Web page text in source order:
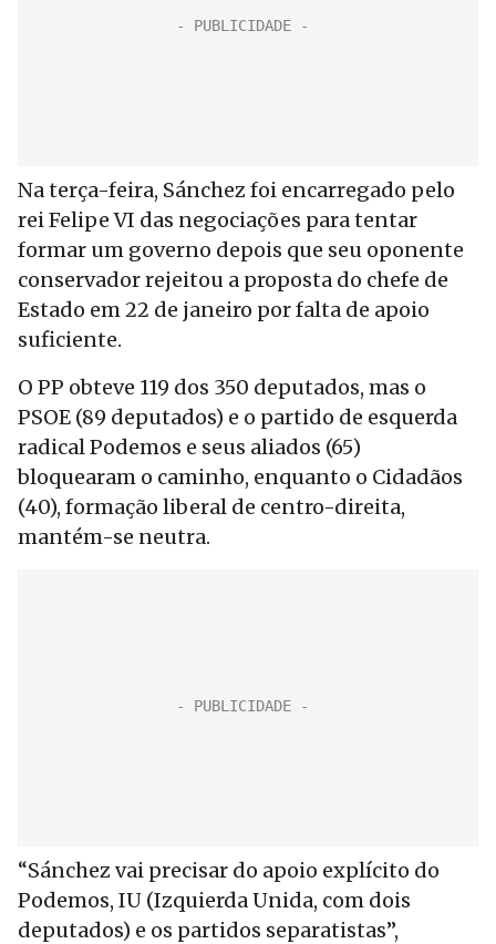
Na terça-feira, Sánchez foi encarregado pelo
rei Felipe VI das negociações para tentar
formar um governo depois que seu oponente
conservador rejeitou a proposta do chefe de
Estado em 22 de janeiro por falta de apoio
suficiente.
O PP obteve 119 dos 350 deputados, mas o
PSOE (89 deputados) e o partido de esquerda
radical Podemos e seus aliados (65)
bloquearam o caminho, enquanto o Cidadãos
(40), formação liberal de centro-direita,
mantém-se neutra.
“Sánchez vai precisar do apoio explícito do
Podemos, IU (Izquierda Unida, com dois
deputados) e os partidos separatistas”,